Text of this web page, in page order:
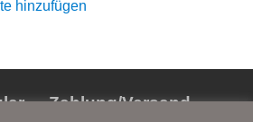
hinzufügen
Zahlung/Versand